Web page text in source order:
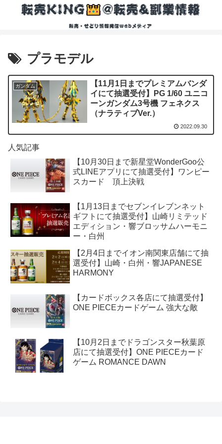
プラモデル
ガンダム
【11月1日までプレミアムバンダ
イにて抽選受付】PG 1/60 ユニコ
ーンガンダム3号機 フェネクス
（ナラティブVer.）
2022.09.30
人気記事
【10月30日まで新星堂WonderGoo公
式LINEアプリにて抽選受付】ワンピー
スカード 頂上決戦
【1月13日までセブンイレブンネット
ギフトにて抽選受付】山崎リミテッド
エディション・響ブロッサムハーモニ
ー・白州
【2月4日までイオン南関東店舗にて抽
選受付】山崎・白州・響JAPANESE
HARMONY
【カードボックス各店にて抽選受付】
ONE PIECEカードゲーム 強大な敵
【10月2日までドラゴンスター秋葉原
店にて抽選受付】ONE PIECEカード
ゲーム ROMANCE DAWN